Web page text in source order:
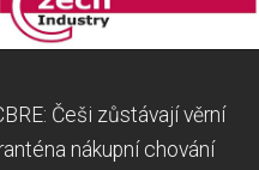
Češi zůstávají věrní
nákupní chování